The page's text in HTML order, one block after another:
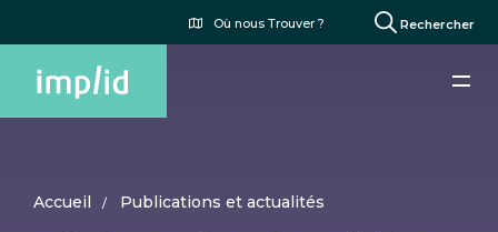
principal
Où nous Trouver ?
Menu
du
Rechercher
Accueil Publications et actualités